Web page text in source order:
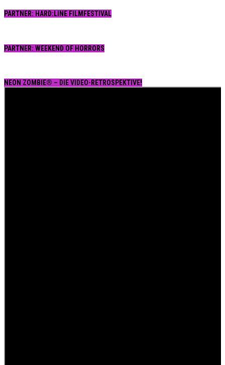
PARTNER: HARD:LINE FILMFESTIVAL
PARTNER: WEEKEND OF HORRORS
NEON ZOMBIE® – DIE VIDEO-RETROSPEKTIVE!